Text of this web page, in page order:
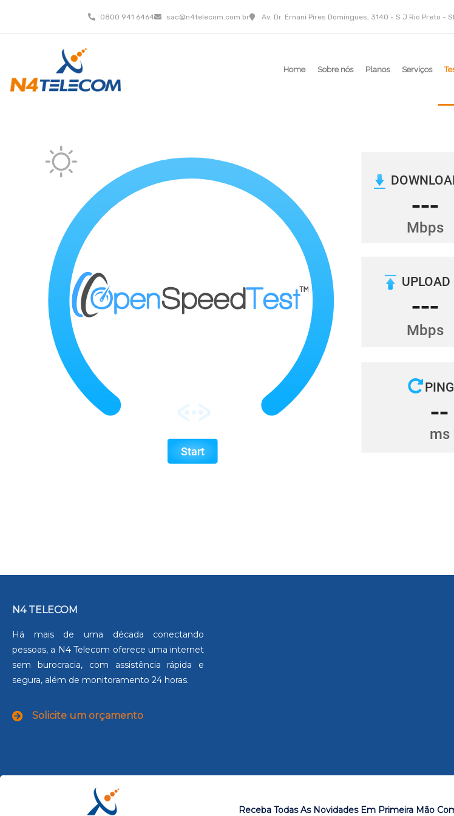
0800 941 6464 sac@n4telecom.com.br Av. Dr. Ernani Pires Domingues, 3140 - S J Rio Preto -
Home Sobre nós Planos Serviços
N4 TELECOM
Há mais de uma década conectando
pessoas, a N4 Telecom oferece uma internet
sem burocracia, com assistência rápida e
segura, além de monitoramento 24 horas.
Solicite um orçamento
Receba Todas As Novidades Em Primeira Mão